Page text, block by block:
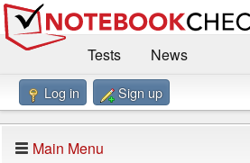
Tests
News
Benchmarks / Technik
Log in Sign up
Main Menu